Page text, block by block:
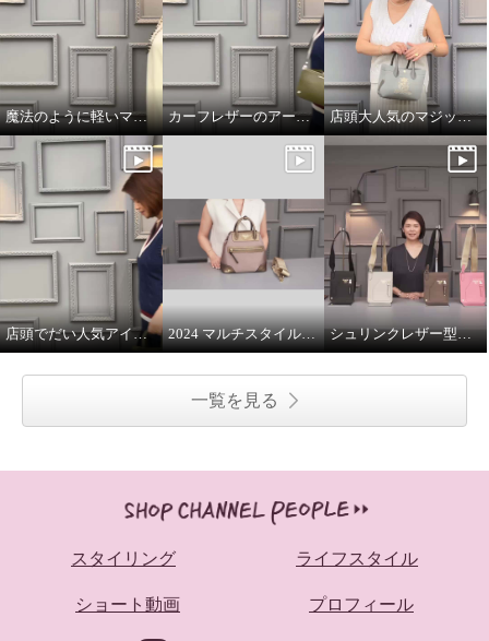
魔法のように軽いマジックライトのトート カーフレザーのアールデコモチーフのウォレット 店頭大人気のマジックライト
店頭でだい人気アイテムです 2024 マルチスタイルバッグ 解説 シュリンクレザー型押し マルチポーチ
一覧を見る
スタイリング ライフスタイル
ショート動画 プロフィール